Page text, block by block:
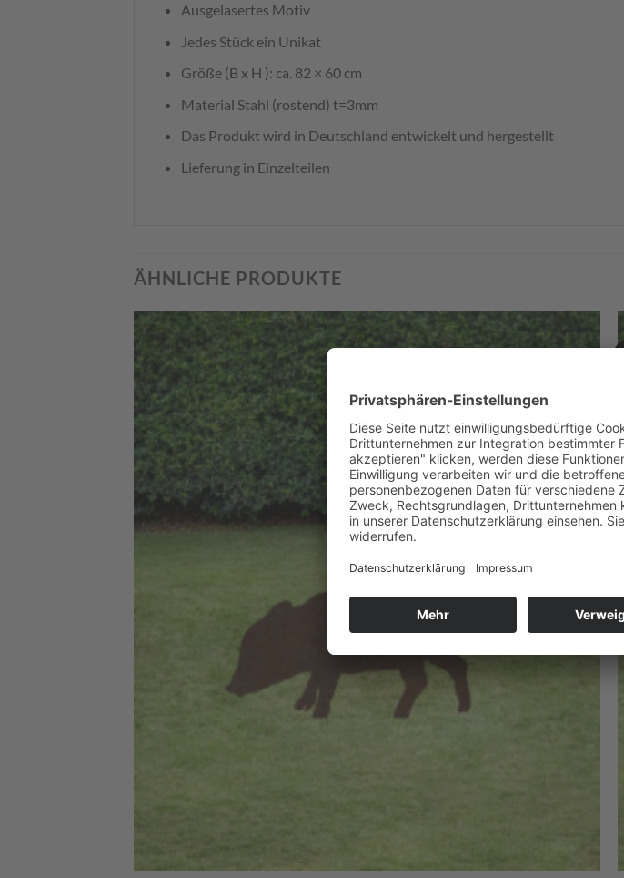
Ausgelasertes Motiv
Jedes Stück ein Unikat
Größe (B x H ): ca. 82 × 60 cm
Material Stahl (rostend) t=3mm
Das Produkt wird in Deutschland entwickelt und hergestellt
Lieferung in Einzelteilen
ÄHNLICHE PRODUKTE